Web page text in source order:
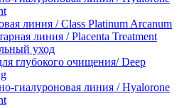
линия / Class Platinum Arcanum
линия / Placenta Treatment
уход
глубокого очищения/ Deep
гиалуроновая линия / Hyalorone